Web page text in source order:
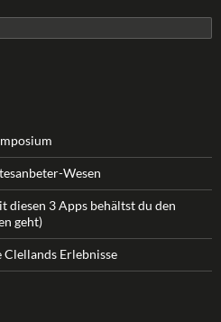
Wesen
diesen 3 Apps behältst du den
geht)
Erlebnisse